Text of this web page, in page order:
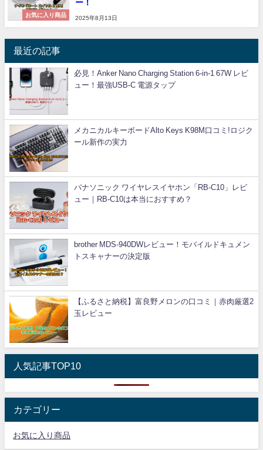
お気に入り商品
ー！
2025年8月13日
最近の記事
必見！Anker Nano Charging Station 6-in-1 67W レビ
ュー！最強USB-C 電源タップ
メカニカルキーボードAlto Keys K98M口コミ!ロジク
ール新作の実力
パナソニック ワイヤレスイヤホン「RB-C10」レビ
ュー｜RB-C10は本当におすすめ？
brother MDS-940DWレビュー！モバイルドキュメン
トスキャナーの決定版
【ふるさと納税】富良野メロンの口コミ｜赤肉厳選2
玉レビュー
人気記事TOP10
カテゴリー
お気に入り商品